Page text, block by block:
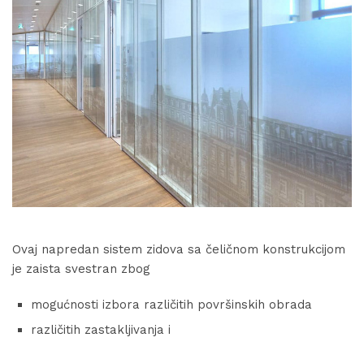
Ovaj napredan sistem zidova sa čeličnom konstrukcijom
je zaista svestran zbog
mogućnosti izbora različitih površinskih obrada
različitih zastakljivanja i